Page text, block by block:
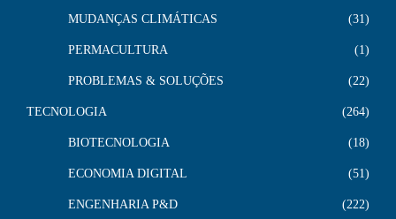
MUDANÇAS CLIMÁTICAS 31
PERMACULTURA 1
PROBLEMAS & SOLUÇÕES 22
TECNOLOGIA 264
BIOTECNOLOGIA 18
ECONOMIA DIGITAL 51
ENGENHARIA P&D 222